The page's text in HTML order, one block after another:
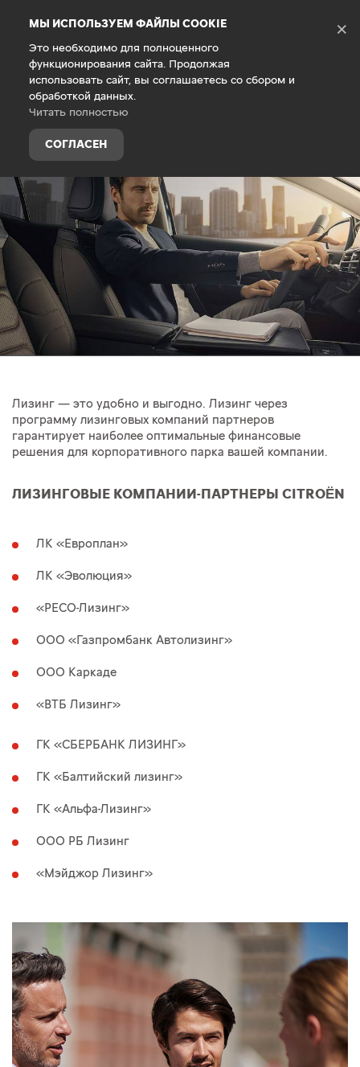
МЫ ИСПОЛЬЗУЕМ ФАЙЛЫ COOKIE
Это необходимо для полноценного
функционирования сайта. Продолжая
использовать сайт, вы соглашаетесь со сбором и
обработкой данных.
Читать полностью
СОГЛАСЕН
×
Главная Покупателям Финансовые услуги
Лизинг — это удобно и выгодно. Лизинг через
программу лизинговых компаний партнеров
гарантирует наиболее оптимальные финансовые
решения для корпоративного парка вашей компании.
ЛИЗИНГОВЫЕ КОМПАНИИ-ПАРТНЕРЫ CITROËN
ЛК «Европлан»
ЛК «Эволюция»
«РЕСО-Лизинг»
ООО «Газпромбанк Автолизинг»
ООО Каркаде
«ВТБ Лизинг»
ГК «СБЕРБАНК ЛИЗИНГ»
ГК «Балтийский лизинг»
ГК «Альфа-Лизинг»
ООО РБ Лизинг
«Мэйджор Лизинг»